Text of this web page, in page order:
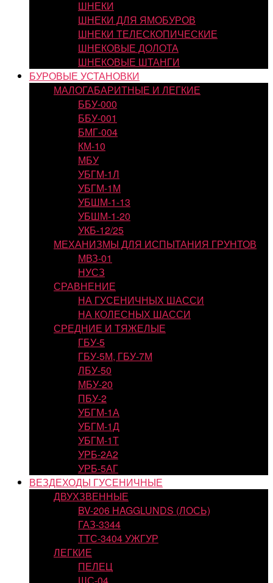
ШНЕКИ
ШНЕКИ ДЛЯ ЯМОБУРОВ
ШНЕКИ ТЕЛЕСКОПИЧЕСКИЕ
ШНЕКОВЫЕ ДОЛОТА
ШНЕКОВЫЕ ШТАНГИ
БУРОВЫЕ УСТАНОВКИ
МАЛОГАБАРИТНЫЕ И ЛЕГКИЕ
ББУ-000
ББУ-001
БМГ-004
КМ-10
МБУ
УБГМ-1Л
УБГМ-1М
УБШМ-1-13
УБШМ-1-20
УКБ-12/25
МЕХАНИЗМЫ ДЛЯ ИСПЫТАНИЯ ГРУНТОВ
МВЗ-01
НУСЗ
СРАВНЕНИЕ
НА ГУСЕНИЧНЫХ ШАССИ
НА КОЛЕСНЫХ ШАССИ
СРЕДНИЕ И ТЯЖЕЛЫЕ
ГБУ-5
ГБУ-5М, ГБУ-7М
ЛБУ-50
МБУ-20
ПБУ-2
УБГМ-1А
УБГМ-1Д
УБГМ-1Т
УРБ-2А2
УРБ-5АГ
ВЕЗДЕХОДЫ ГУСЕНИЧНЫЕ
ДВУХЗВЕННЫЕ
BV-206 HAGGLUNDS (ЛОСЬ)
ГАЗ-3344
ТТС-3404 УЖГУР
ЛЕГКИЕ
ПЕЛЕЦ